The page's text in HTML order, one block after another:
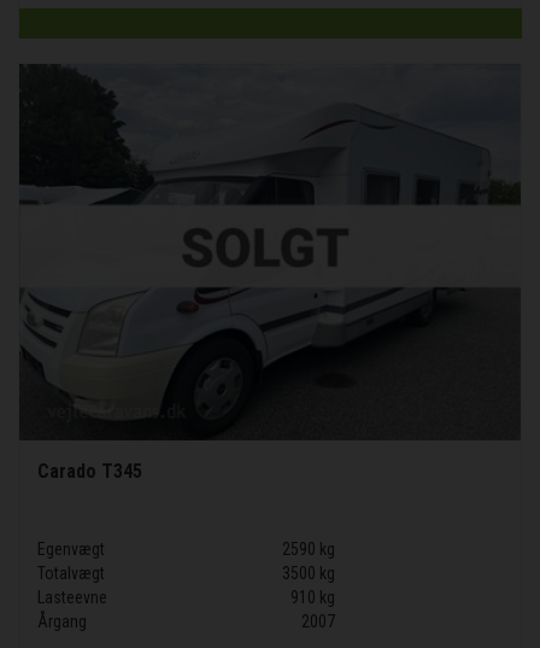
Carado T345
Egenvægt
2590 kg
Totalvægt
3500 kg
Lasteevne
910 kg
Årgang
2007